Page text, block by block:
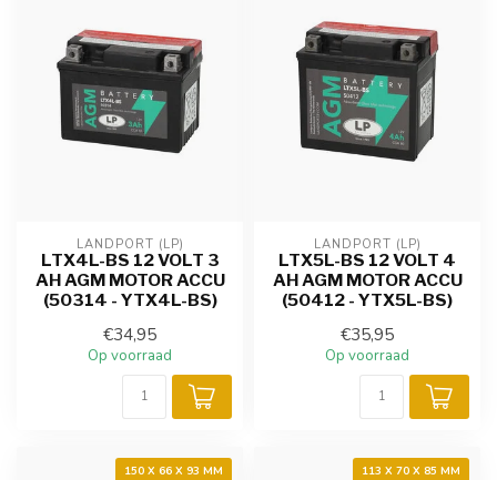
LANDPORT (LP)
LTX4L-BS 12 VOLT 3
AH AGM MOTOR ACCU
(50314 - YTX4L-BS)
€34,95
Op voorraad
LANDPORT (LP)
LTX5L-BS 12 VOLT 4
AH AGM MOTOR ACCU
(50412 - YTX5L-BS)
€35,95
Op voorraad
150 X 66 X 93 MM 113 X 70 X 85 MM